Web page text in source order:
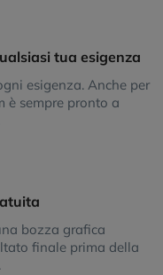
tua esigenza
esigenza. Anche per
è sempre pronto a
bozza grafica
finale prima della